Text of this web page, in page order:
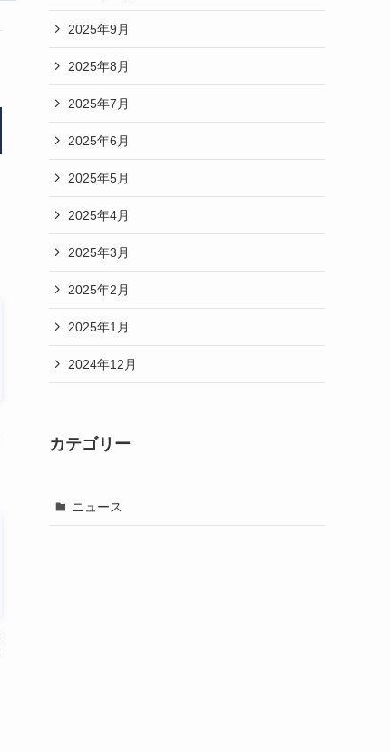
2025年9月
2025年8月
2025年7月
2025年6月
2025年5月
2025年4月
2025年3月
2025年2月
2025年1月
2024年12月
カテゴリー
ニュース